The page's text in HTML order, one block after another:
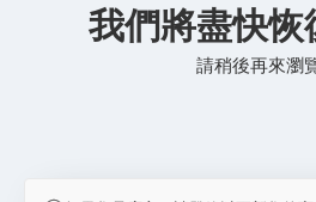
我們將盡快恢
請稍後再來瀏覽